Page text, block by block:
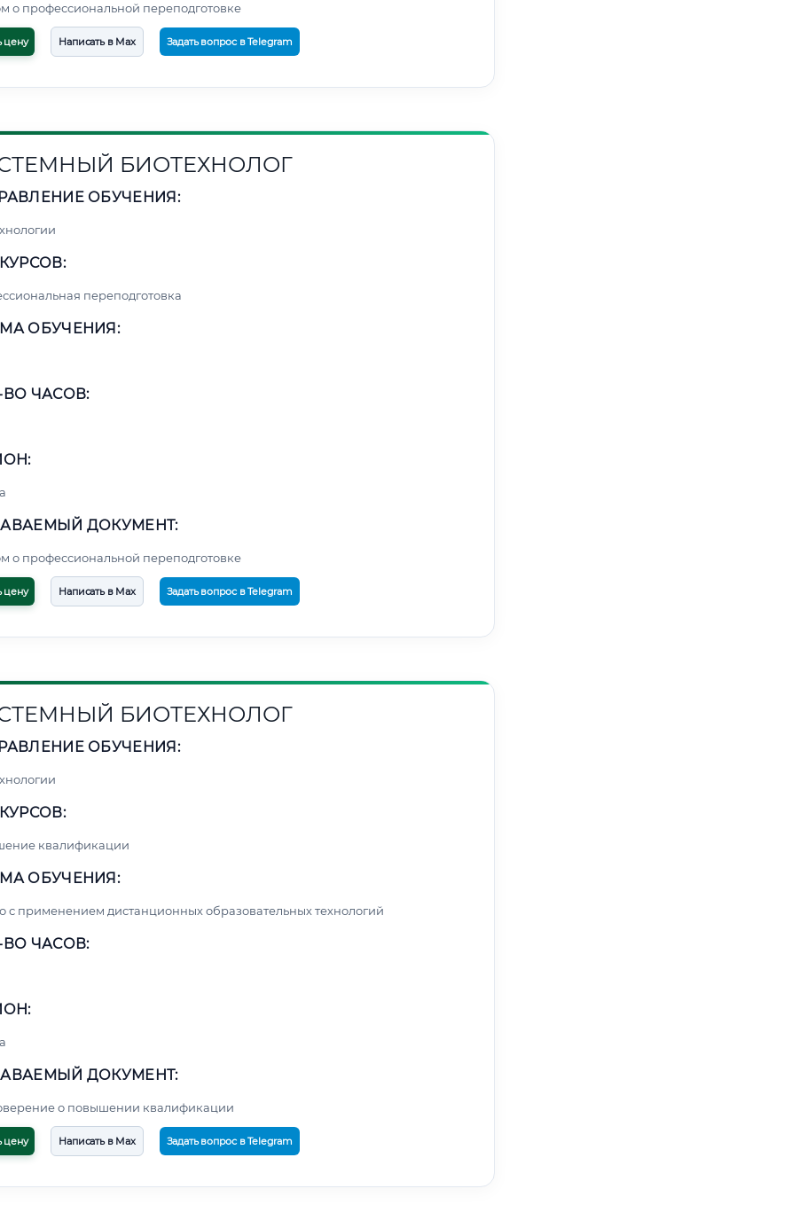
о профессиональной переподготовке
цену Написать в Max Задать вопрос в Telegram
БИОТЕХНОЛОГ
ОБУЧЕНИЯ:
переподготовка
ОБУЧЕНИЯ:
ВО ЧАСОВ:
ДОКУМЕНТ:
о профессиональной переподготовке
цену Написать в Max Задать вопрос в Telegram
БИОТЕХНОЛОГ
ОБУЧЕНИЯ:
квалификации
ОБУЧЕНИЯ:
с применением дистанционных образовательных технологий
ВО ЧАСОВ:
ДОКУМЕНТ:
о повышении квалификации
цену Написать в Max Задать вопрос в Telegram